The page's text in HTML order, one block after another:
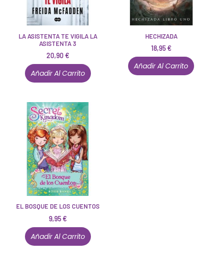
LA ASISTENTA TE VIGILA LA
ASISTENTA 3
20,90€
Añadir Al Carrito
HECHIZADA
18,95€
Añadir Al Carrito
EL BOSQUE DE LOS CUENTOS
9,95€
Añadir Al Carrito